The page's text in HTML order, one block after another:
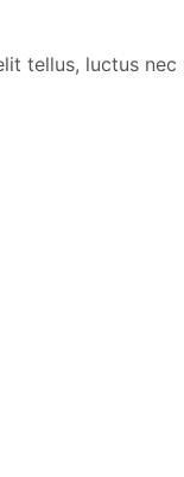
tellus, luctus